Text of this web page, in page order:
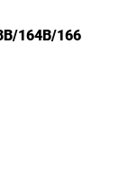
164B/166